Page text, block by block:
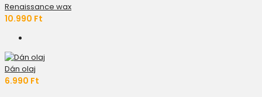
Renaissance wax
10.990 Ft
Dán olaj
6.990 Ft